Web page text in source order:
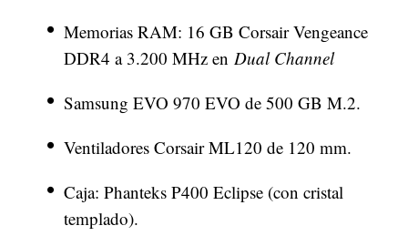
Memorias RAM: 16 GB Corsair Vengeance
DDR4 a 3.200 MHz en Dual Channel
Samsung EVO 970 EVO de 500 GB M.2.
Ventiladores Corsair ML120 de 120 mm.
Caja: Phanteks P400 Eclipse (con cristal
templado).